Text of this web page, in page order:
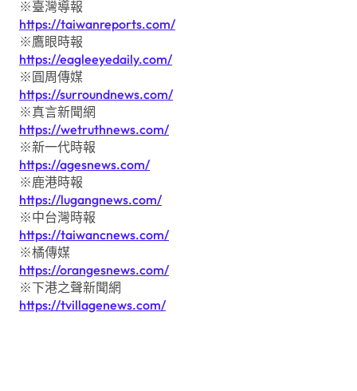
※臺灣導報
https://taiwanreports.com/
※鷹眼時報
https://eagleeyedaily.com/
※圓周傳媒
https://surroundnews.com/
※真言新聞網
https://wetruthnews.com/
※新一代時報
https://agesnews.com/
※鹿港時報
https://lugangnews.com/
※中台灣時報
https://taiwancnews.com/
※橘傳媒
https://orangesnews.com/
※下港之聲新聞網
https://tvillagenews.com/